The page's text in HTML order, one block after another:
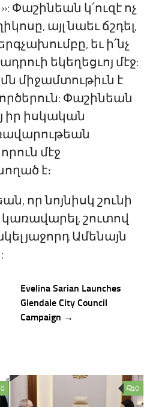
կ՛ուզէ ոչ
այլ նաեւ ճշդել,
եւ ի՛նչ
եկեղեցւոյ մէջ:
միջամտութիւն է
Փաշինեան
իր իսկական
մէջ
է։
որ նոյնիսկ շունի
շուտով
յաջորդ Ամենայն
Evelina Sarian Launches
Glendale City Council
Campaign →
0 0